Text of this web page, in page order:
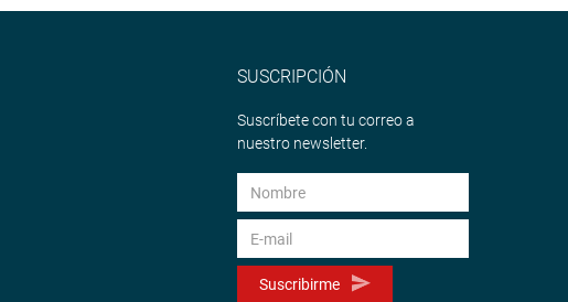
SUSCRIPCIÓN
Suscríbete con tu correo a
nuestro newsletter.
Suscribirme